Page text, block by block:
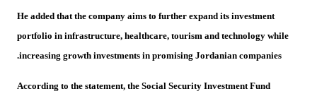
He added that the company aims to further expand its investment
portfolio in infrastructure, healthcare, tourism and technology while
increasing growth investments in promising Jordanian companies.
According to the statement, the Social Security Investment Fund